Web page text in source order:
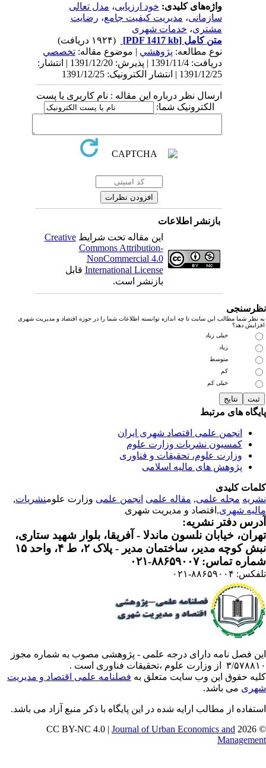
واژه‌های کلیدی:خود ارزیابی،مدل تعالی
سازمانی،مدیریت کیفیت جامع،رضایت
مشتری،خدمات شهری
متن کامل[PDF 1417 kb]
نوع مطالعه:پژوهشي| موضوع مقاله:تخصصي
دریافت: 1391/11/4 | پذیرش: 1391/12/20 | انتشار:
1391/12/25 | انتشار الکترونیک: 1391/12/25
ارسال نظر درباره این مقاله : نام کاربری یا پست
الکترونیک شما:
بازنشر اطلاعات
این مقاله تحت شرایطCreative
Commons Attribution-
NonCommercial 4.0
International Licenseقابل
بازنشر است.
نظر شما مطالب این سایت تا چه اندازه توانسته اطلاعات شما را در حوزه اقتصاد و مدیریت شهری
دهد؟
خیلی زیاد
زیاد
متوسط
خیلی کم
های مرتبط
انجمن علمی اقتصاد شهری ایران
کمسیون نشریات وزارت علوم
وزارت علوم، تحقیقات و فناوری
پژوهش های مالیه اسلامی
کلیدی
مجله علمی, مقاله علمی انجمن علمیوزارت علومنشریات,
شهری ,اقتصاد و مدیریت شهری
دفتر نشریه:
خیابان نلسون ماندلا - آفریقا، بلوار شهید ستاری،
کوچه مدیر، ساختمان مدیر - پلاک ۲، ط ۴، واحد ۱۵
تماس: ۸۸۶۵۹۰۰۷-۰۲۱
۸۸۶۵۹۰۰۴-۰۲۱
فصل نامه دارای درجه علمی - پژوهشی مصوب به شماره مجوز
وزارت علوم ،تحقیقات فناوری است .
حقوق این وب سایت متعلق بهفصلنامه علمی اقتصاد و مدیریت
می باشد.
از مطالب ارایه شده در این پایگاه با ذکر منبع آزاد می باشد.
©
Journal of Urban Economics and